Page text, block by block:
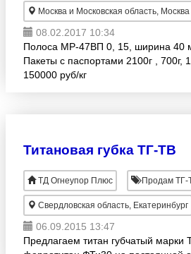
Москва и Московская область, Москва
08.02.2017 10:34
Полоса МР-47ВП 0, 15, ширина 40
Пакеты с паспортами 2100г , 700г,
150000 руб/кг
Титановая губка ТГ-ТВ
ТД Огнеупор Плюс Продам ТГ-
Свердловская область, Екатеринбург
06.09.2015 13:47
Предлагаем титан губчатый марки